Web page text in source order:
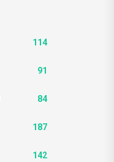
114
91
84
187
142